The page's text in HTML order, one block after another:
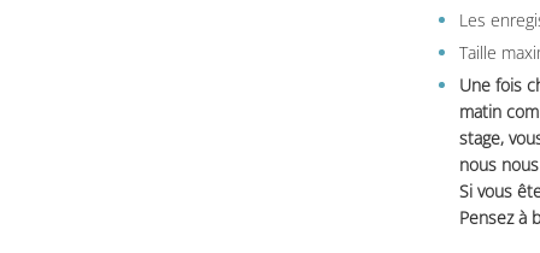
Les
Taille
Une fois
matin
stage,
nous
Si vous
Pensez à